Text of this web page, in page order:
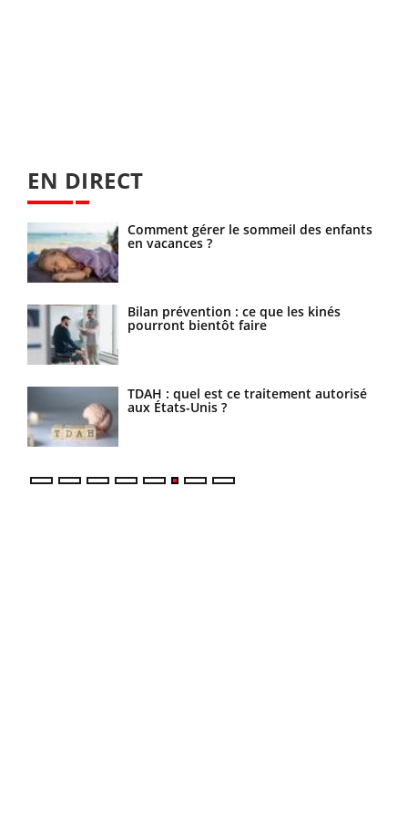
EN DIRECT
Comment gérer le sommeil des enfants
en vacances ?
Bilan prévention : ce que les kinés
pourront bientôt faire
TDAH : quel est ce traitement autorisé
aux États-Unis ?